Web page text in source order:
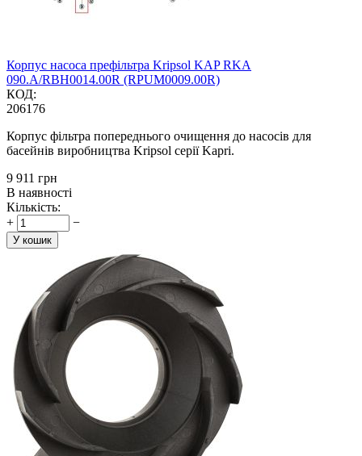
Корпус насоса префільтра Kripsol KAP RKA
090.A/RBH0014.00R (RPUM0009.00R)
КОД:
206176
Корпус фільтра попереднього очищення до насосів для
басейнів виробництва Kripsol серії Kapri.
‍9 911‍ грн
В наявності
Кількість:
+
−
У кошик